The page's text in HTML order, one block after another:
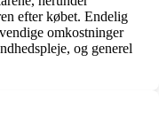
efter købet. Endelig
omkostninger
og generel